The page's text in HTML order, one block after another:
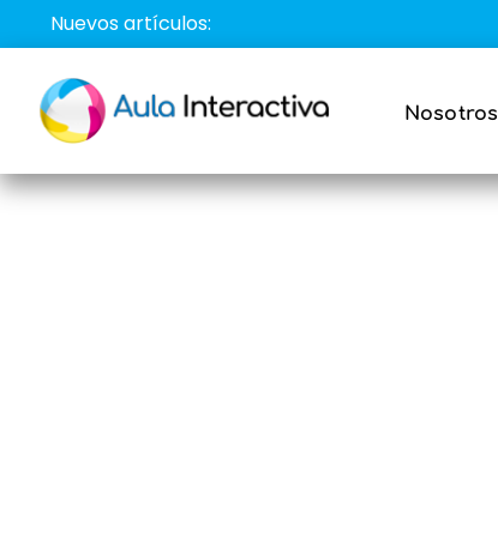
Saltar
al
contenido
Nuevos artículos:
Nosotros